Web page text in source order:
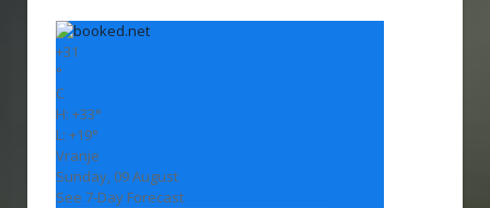
+31
°
C
H: +33°
L: +19°
Vranje
Sunday, 09 August
See 7-Day Forecast